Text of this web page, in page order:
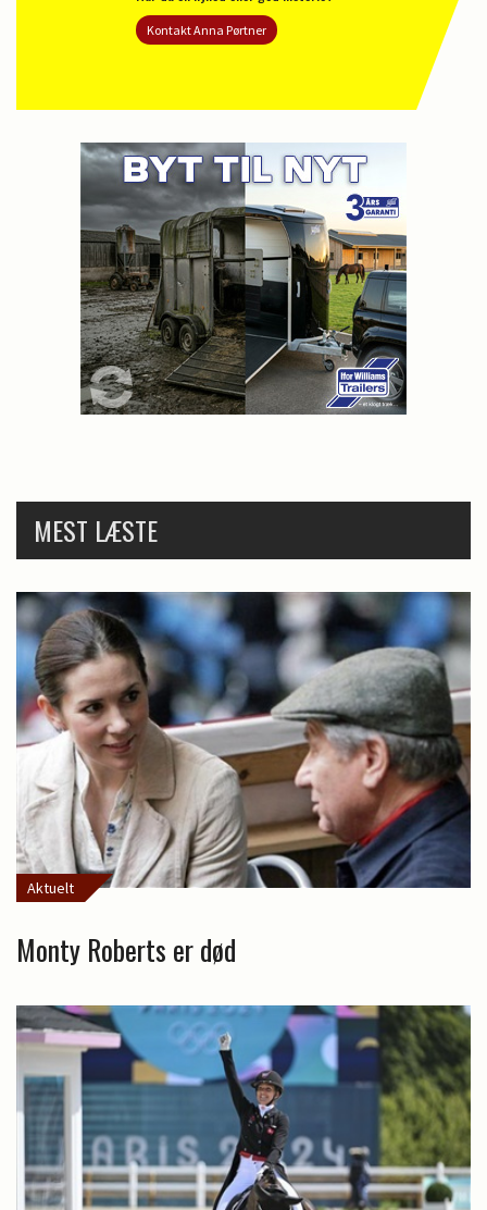
Kontakt Anna Pørtner
MEST LÆSTE
Aktuelt
Monty Roberts er død